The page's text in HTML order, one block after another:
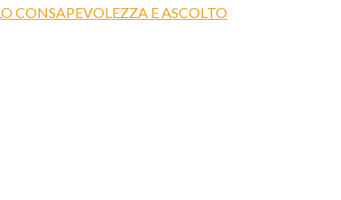
CONSAPEVOLEZZA E ASCOLTO